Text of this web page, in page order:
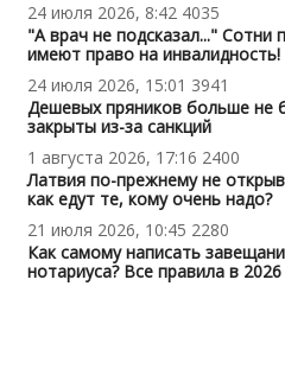
24 июля 2026, 8:42 4035
"А врач не подсказал..." Сотни
имеют право на инвалидность!
24 июля 2026, 15:01 3941
Дешевых пряников больше не
закрыты из-за санкций
1 августа 2026, 17:16 2400
Латвия по-прежнему не
как едут те, кому очень надо?
21 июля 2026, 10:45 2280
Как самому написать
нотариуса? Все правила в 2026